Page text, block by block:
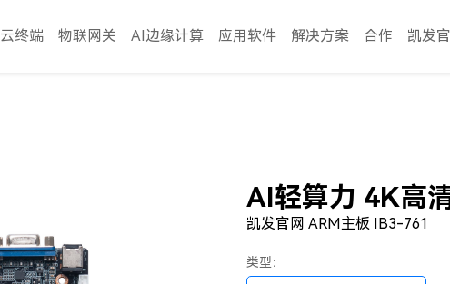
云终端 物联网关 AI边缘计算 应用软件 解决方案 合作 凯发
AI轻算力 4K高
凯发官网 ARM主板 IB3-761
类型：